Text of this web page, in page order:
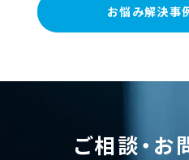
お悩み解決事
ご相談・